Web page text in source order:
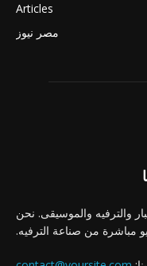
Articles
مصر نيوز
والترفيه والموسيقى. نحن
مباشرة من صناعة الترفيه.